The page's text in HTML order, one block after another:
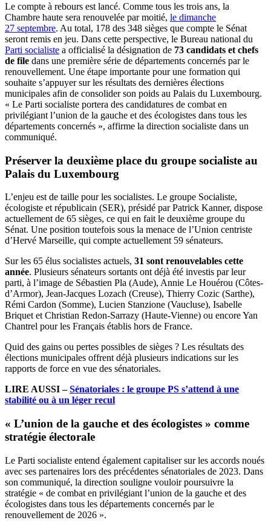
Le compte à rebours est lancé. Comme tous les trois ans, la
Chambre haute sera renouvelée par moitié, le dimanche
27 septembre. Au total, 178 des 348 sièges que compte le Sénat
seront remis en jeu. Dans cette perspective, le Bureau national du
Parti socialiste a officialisé la désignation de 73 candidats et chefs
de file dans une première série de départements concernés par le
renouvellement. Une étape importante pour une formation qui
souhaite s’appuyer sur les résultats des dernières élections
municipales afin de consolider son poids au Palais du Luxembourg.
« Le Parti socialiste portera des candidatures de combat en
privilégiant l’union de la gauche et des écologistes dans tous les
départements concernés », affirme la direction socialiste dans un
communiqué.
Préserver la deuxième place du groupe socialiste au
Palais du Luxembourg
L’enjeu est de taille pour les socialistes. Le groupe Socialiste,
écologiste et républicain (SER), présidé par Patrick Kanner, dispose
actuellement de 65 sièges, ce qui en fait le deuxième groupe du
Sénat. Une position toutefois sous la menace de l’Union centriste
d’Hervé Marseille, qui compte actuellement 59 sénateurs.
Sur les 65 élus socialistes actuels, 31 sont renouvelables cette
année. Plusieurs sénateurs sortants ont déjà été investis par leur
parti, à l’image de Sébastien Pla (Aude), Annie Le Houérou (Côtes-
d’Armor), Jean-Jacques Lozach (Creuse), Thierry Cozic (Sarthe),
Rémi Cardon (Somme), Lucien Stanzione (Vaucluse), Isabelle
Briquet et Christian Redon-Sarrazy (Haute-Vienne) ou encore Yan
Chantrel pour les Français établis hors de France.
Quid des gains ou pertes possibles de sièges ? Les résultats des
élections municipales offrent déjà plusieurs indications sur les
rapports de force en vue des sénatoriales.
LIRE AUSSI –Sénatoriales : le groupe PS s’attend à une
stabilité ou à un léger recul
« L’union de la gauche et des écologistes » comme
stratégie électorale
Le Parti socialiste entend également capitaliser sur les accords noués
avec ses partenaires lors des précédentes sénatoriales de 2023. Dans
son communiqué, la direction souligne vouloir poursuivre la
stratégie « de combat en privilégiant l’union de la gauche et des
écologistes dans tous les départements concernés par le
renouvellement de 2026 ».